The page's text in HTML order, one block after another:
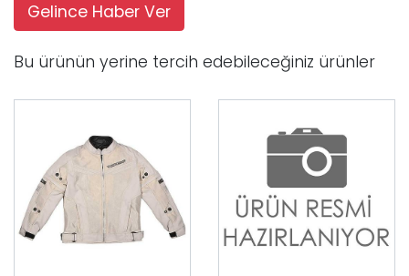
Gelince Haber Ver
Bu ürünün yerine tercih edebileceğiniz ürünler